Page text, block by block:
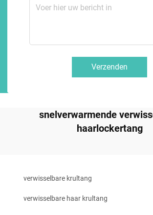
Verzenden
snelverwarmende
haarlockertang
verwisselbare krultang
verwisselbare haar krultang